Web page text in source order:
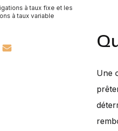
à taux fixe et les
à taux variable
Une